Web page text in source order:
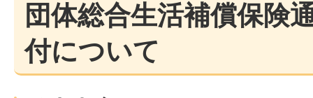
団体総合生活補償保険
付について